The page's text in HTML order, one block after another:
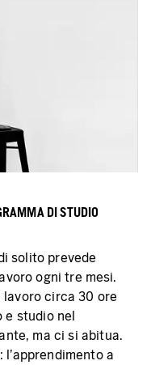
DI STUDIO
solito prevede
ogni tre mesi.
lavoro circa 30 ore
e studio nel
ma ci si abitua.
l'apprendimento a